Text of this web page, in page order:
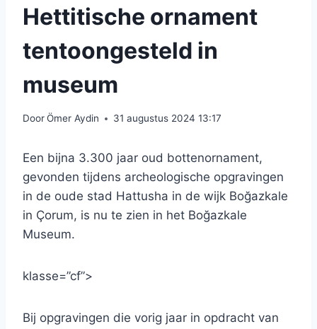
Hettitische ornament
tentoongesteld in
museum
DoorÖmer Aydin 31 augustus 2024 13:17
Een bijna 3.300 jaar oud bottenornament,
gevonden tijdens archeologische opgravingen
in de oude stad Hattusha in de wijk Boğazkale
in Çorum, is nu te zien in het Boğazkale
Museum.
klasse=”cf”>
Bij opgravingen die vorig jaar in opdracht van